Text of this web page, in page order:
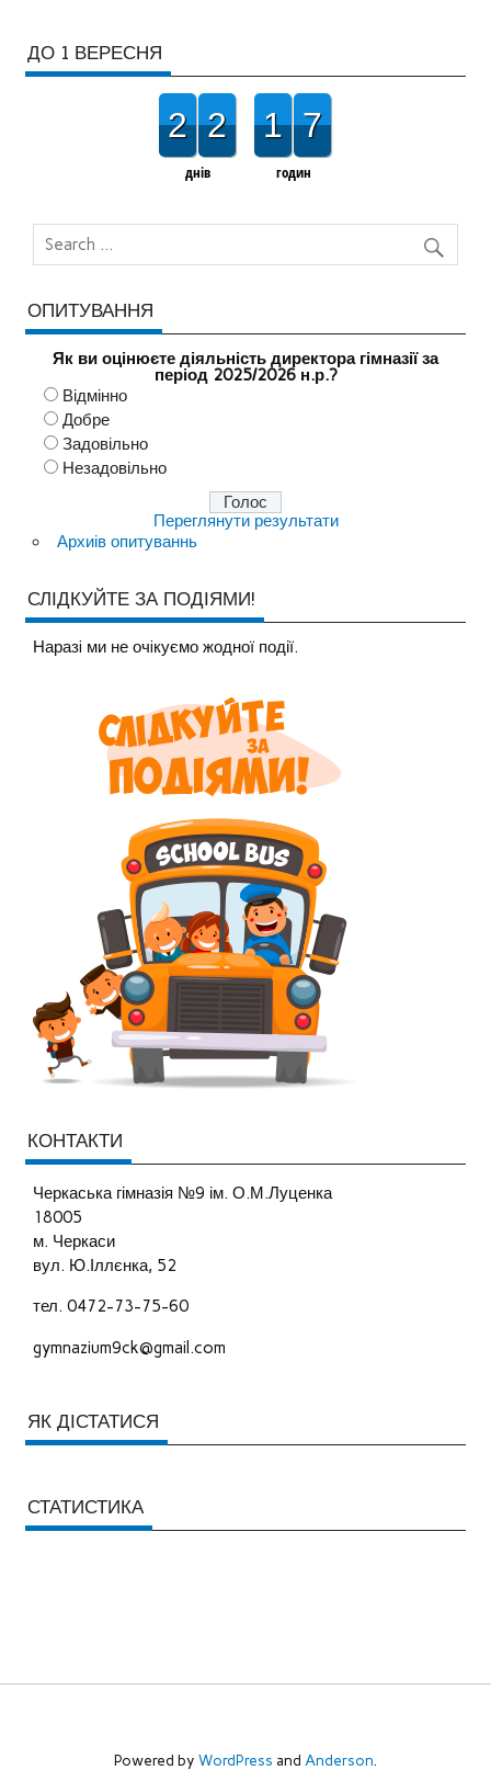
ДО 1 ВЕРЕСНЯ
2 2
днів
1 7
годин
ОПИТУВАННЯ
Як ви оцінюєте діяльність директора гімназії за
період 2025/2026 н.р.?
Відмінно
Добре
Задовільно
Незадовільно
Переглянути результати
Архиів опитуваннь
СЛІДКУЙТЕ ЗА ПОДІЯМИ!
Наразi ми не очiкуємо жодної події.
КОНТАКТИ
Черкаська гімназія №9 ім. О.М.Луценка
18005
м. Черкаси
вул. Ю.Іллєнка, 52
тел. 0472-73-75-60
gymnazium9ck@gmail.com
ЯК ДІСТАТИСЯ
СТАТИСТИКА
Powered by WordPress and Anderson